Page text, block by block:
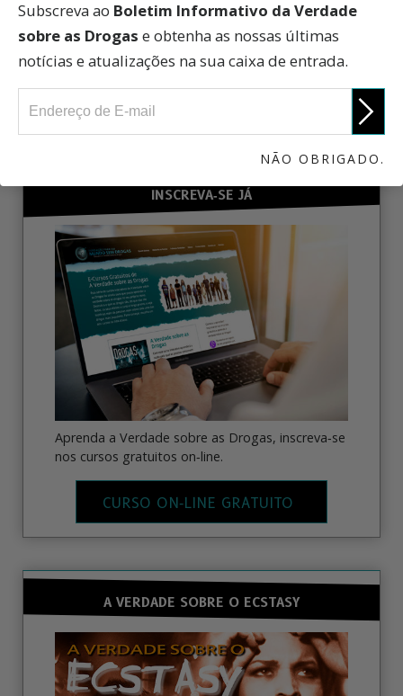
ENVOLVA‑SE
INSCREVA‑SE JÁ
Aprenda a Verdade sobre as Drogas, inscreva‑se
nos cursos gratuitos on‑line.
CURSO ON‑LINE GRATUITO
A VERDADE SOBRE O ECSTASY
Subscreva ao Boletim Informativo da Verdade
sobre as Drogas e obtenha as nossas últimas
notícias e atualizações na sua caixa de entrada.
NÃO OBRIGADO.